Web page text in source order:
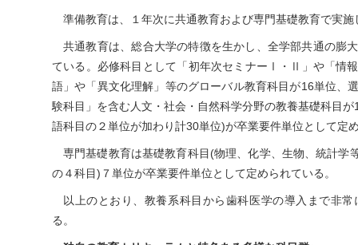
準備教育は、１年次に共通教育および専門基礎教育で実施
共通教育は、総合大学の特徴を生かし、全学部共通の膨
ている。必修科目として「初年次セミナーⅠ・Ⅱ」や「情
語」や「異文化理解」等のグローバル教育科目が16単位、
験科目」を含む人文・社会・自然科学分野の教養基礎科目
語科目の２単位が加わり計30単位)が卒業要件単位として定
専門基礎教育は基礎教育科目(物理、化学、生物、統計学
の４科目)７単位が卒業要件単位として定められている。
以上のとおり、教養系科目から歯科医学の導入まで非
る。